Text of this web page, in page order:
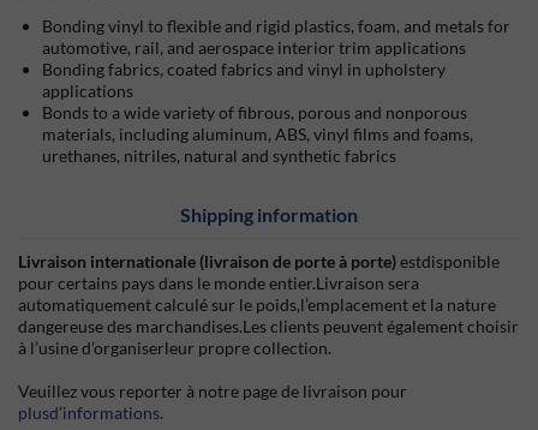
Bonding vinyl to flexible and rigid plastics, foam, and metals for
automotive, rail, and aerospace interior trim applications
Bonding fabrics, coated fabrics and vinyl in upholstery
applications
Bonds to a wide variety of fibrous, porous and nonporous
materials, including aluminum, ABS, vinyl films and foams,
urethanes, nitriles, natural and synthetic fabrics
Shipping information
Livraison internationale (livraison de porte à porte)estdisponible
pour certains pays dans le monde entier.Livraison sera
automatiquement calculé sur le poids,l’emplacement et la nature
dangereuse des marchandises.Les clients peuvent également choisir
à l’usine d’organiserleur propre collection.
Veuillez vous reporter à notre page de livraison pour
plusd’informations.